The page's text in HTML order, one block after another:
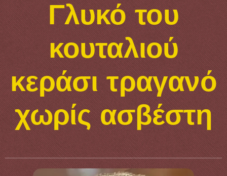
Γλυκό του
κουταλιού
κεράσι τραγανό
χωρίς ασβέστη